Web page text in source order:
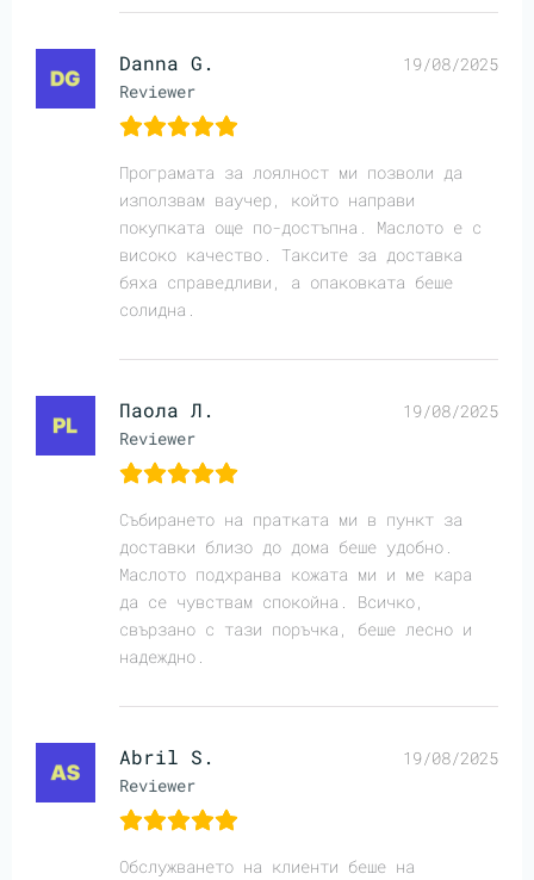
Danna G.
Reviewer
19/08/2025
Програмата за лоялност ми позволи да
използвам ваучер, който направи
покупката още по-достъпна. Маслото е с
високо качество. Таксите за доставка
бяха справедливи, а опаковката беше
солидна.
Паола Л.
Reviewer
19/08/2025
Събирането на пратката ми в пункт за
доставки близо до дома беше удобно.
Маслото подхранва кожата ми и ме кара
да се чувствам спокойна. Всичко,
свързано с тази поръчка, беше лесно и
надеждно.
Abril S.
Reviewer
19/08/2025
Обслужването на клиенти беше на